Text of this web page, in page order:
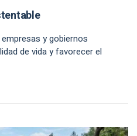
y gobiernos
de vida y favorecer el